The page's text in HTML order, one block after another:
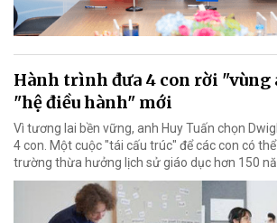
Hành trình đưa 4 con rời "vùng
"hệ điều hành" mới
Vì tương lai bền vững, anh Huy Tuấn chọn
4 con. Một cuộc "tái cấu trúc" để các con có
trường thừa hưởng lịch sử giáo dục hơn 150